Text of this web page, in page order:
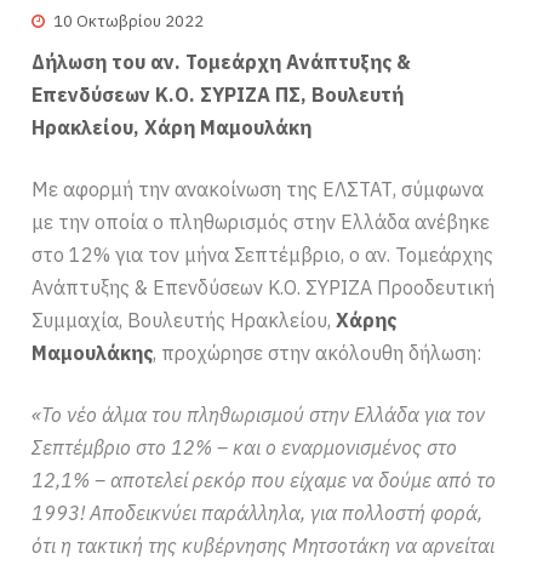
10 Οκτωβρίου 2022
Δήλωση του αν. Τομεάρχη Ανάπτυξης &
Επενδύσεων Κ.Ο. ΣΥΡΙΖΑ ΠΣ, Βουλευτή
Ηρακλείου, Χάρη Μαμουλάκη
Με αφορμή την ανακοίνωση της ΕΛΣΤΑΤ, σύμφωνα
με την οποία ο πληθωρισμός στην Ελλάδα ανέβηκε
στο 12% για τον μήνα Σεπτέμβριο, ο αν. Τομεάρχης
Ανάπτυξης & Επενδύσεων Κ.Ο. ΣΥΡΙΖΑ Προοδευτική
Συμμαχία, Βουλευτής Ηρακλείου,Χάρης
Μαμουλάκης, προχώρησε στην ακόλουθη δήλωση:
«Το νέο άλμα του πληθωρισμού στην Ελλάδα για τον
Σεπτέμβριο στο 12% – και ο εναρμονισμένος στο
12,1% – αποτελεί ρεκόρ που είχαμε να δούμε από το
1993! Αποδεικνύει παράλληλα, για πολλοστή φορά,
ότι η τακτική της κυβέρνησης Μητσοτάκη να αρνείται